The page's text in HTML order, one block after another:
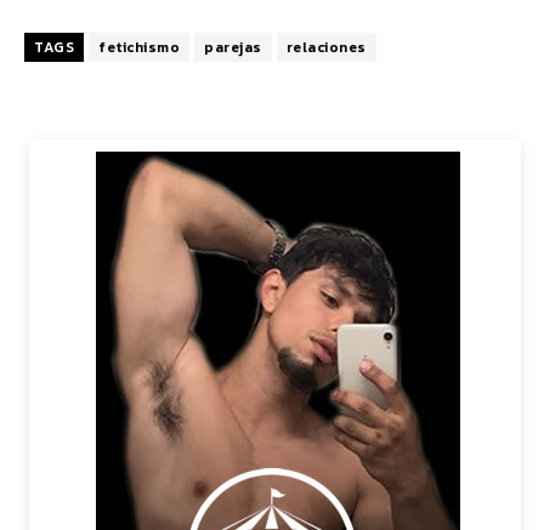
TAGS fetichismo parejas relaciones